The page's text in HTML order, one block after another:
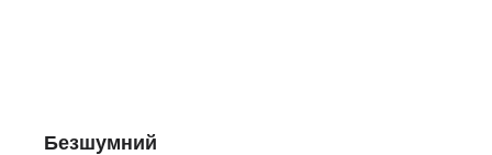
Безшумний